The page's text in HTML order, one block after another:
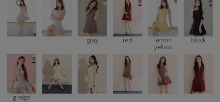
Pleaser
gray red
lemon
yellow
black
greige